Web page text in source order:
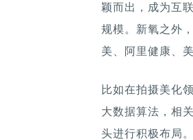
颖而出，成为互
规模。新氧之外
美、阿里健康、
比如在拍摄美化
大数据算法，相
头进行积极布局。